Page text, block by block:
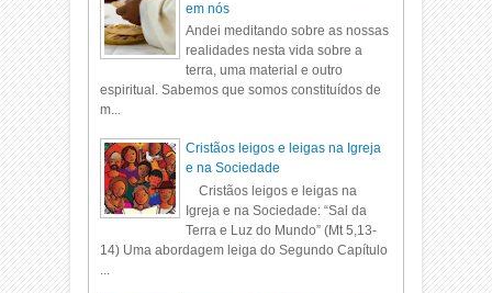
em nós
Andei meditando sobre as nossas
realidades nesta vida sobre a
terra, uma material e outro
espiritual. Sabemos que somos constituídos de
m...
Cristãos leigos e leigas na Igreja
e na Sociedade
Cristãos leigos e leigas na
Igreja e na Sociedade: “Sal da
Terra e Luz do Mundo” (Mt 5,13-
14) Uma abordagem leiga do Segundo Capítulo